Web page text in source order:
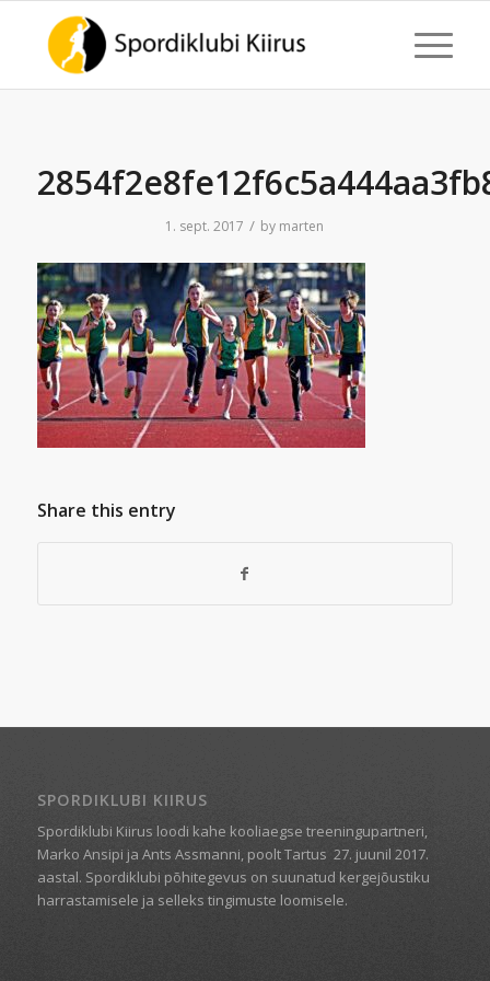
1. sept. 2017 / by marten
Share this entry
SPORDIKLUBI KIIRUS
Spordiklubi Kiirus loodi kahe kooliaegse treeningupartneri,
Marko Ansipi ja Ants Assmanni, poolt Tartus 27. juunil 2017.
aastal. Spordiklubi põhitegevus on suunatud kergejõustiku
harrastamisele ja selleks tingimuste loomisele.